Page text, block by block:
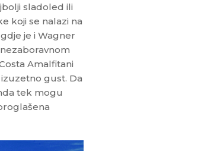
sladoled ili
koji se nalazi na
je i Wagner
Amalfitani
gust. Da
tek mogu